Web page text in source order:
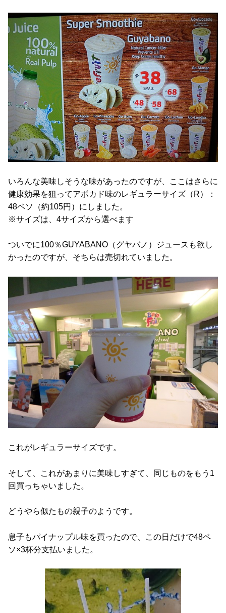
いろんな美味しそうな味があったのですが、ここはさらに
健康効果を狙ってアボカド味のレギュラーサイズ（R）：
48ペソ（約105円）にしました。
※サイズは、4サイズから選べます
ついでに100％GUYABANO（グヤバノ）ジュースも欲し
かったのですが、そちらは売切れていました。
これがレギュラーサイズです。
そして、これがあまりに美味しすぎて、同じものをもう1
回買っちゃいました。
どうやら似たもの親子のようです。
息子もパイナップル味を買ったので、この日だけで48ペ
ソ×3杯分支払いました。